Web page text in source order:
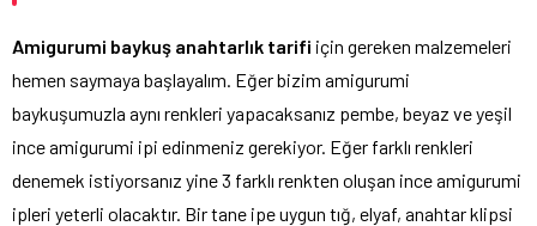
Amigurumi baykuş anahtarlık tarifi için gereken malzemeleri
hemen saymaya başlayalım. Eğer bizim amigurumi
baykuşumuzla aynı renkleri yapacaksanız pembe, beyaz ve yeşil
ince amigurumi ipi edinmeniz gerekiyor. Eğer farklı renkleri
denemek istiyorsanız yine 3 farklı renkten oluşan ince amigurumi
ipleri yeterli olacaktır. Bir tane ipe uygun tığ, elyaf, anahtar klipsi